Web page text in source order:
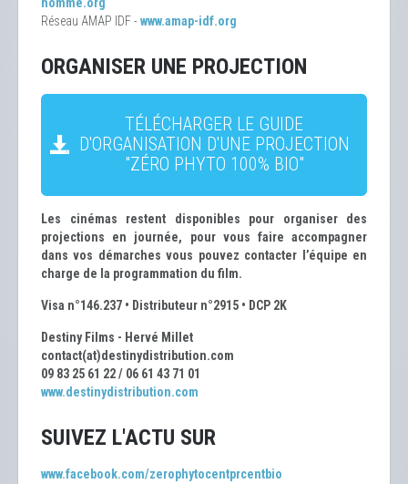
homme.org
Réseau AMAP IDF - www.amap-idf.org
ORGANISER UNE PROJECTION
TÉLÉCHARGER LE GUIDE
D'ORGANISATION D'UNE PROJECTION
"ZÉRO PHYTO 100% BIO"
Les cinémas restent disponibles pour organiser des
projections en journée, pour vous faire accompagner
dans vos démarches vous pouvez contacter l’équipe en
charge de la programmation du film.
Visa n°146.237 • Distributeur n°2915 • DCP 2K
Destiny Films - Hervé Millet
contact(at)destinydistribution.com
09 83 25 61 22 / 06 61 43 71 01
www.destinydistribution.com
SUIVEZ L'ACTU SUR
www.facebook.com/zerophytocentprcentbio